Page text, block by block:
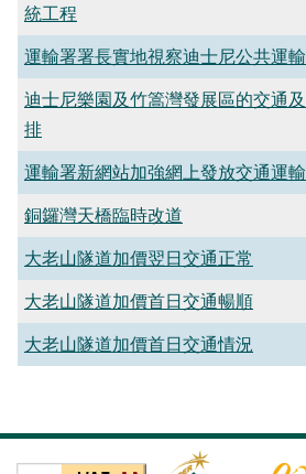
統工程
運輸署署長實地視察迪士尼公共運
迪士尼樂園及竹篙灣發展區的交通
排
運輸署新網站加強網上發放交通運
銅鑼灣天橋臨時改道
大老山隧道加價翌日交通正常
大老山隧道加價首日交通暢順
大老山隧道加價首日交通情況